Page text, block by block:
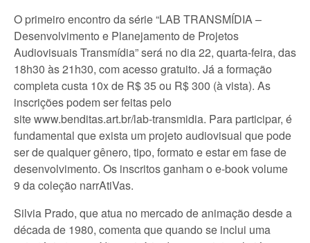
O primeiro encontro da série “LAB TRANSMÍDIA –
Desenvolvimento e Planejamento de Projetos
Audiovisuais Transmídia” será no dia 22, quarta-feira, das
18h30 às 21h30, com acesso gratuito. Já a formação
completa custa 10x de R$ 35 ou R$ 300 (à vista). As
inscrições podem ser feitas pelo
site www.benditas.art.br/lab-transmidia. Para participar, é
fundamental que exista um projeto audiovisual que pode
ser de qualquer gênero, tipo, formato e estar em fase de
desenvolvimento. Os inscritos ganham o e-book volume
9 da coleção narrAtiVas.
Silvia Prado, que atua no mercado de animação desde a
década de 1980, comenta que quando se inclui uma